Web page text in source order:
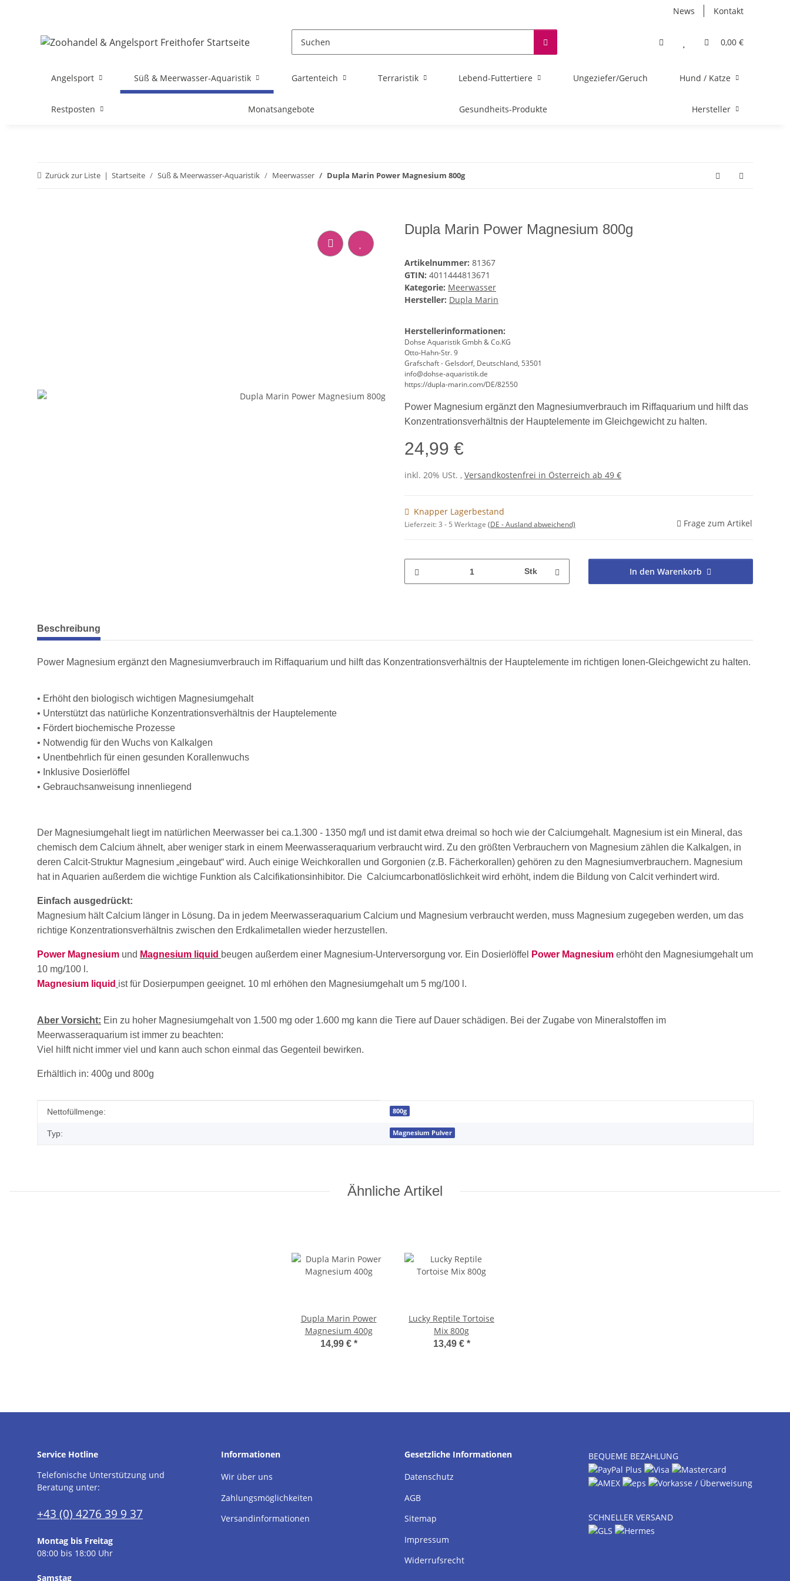
News Kontakt
0,00 €
Angelsport Süß & Meerwasser-Aquaristik Gartenteich Terraristik Lebend-Futtertiere Ungeziefer/Geruch Hund / Katze
Restposten Monatsangebote Gesundheits-Produkte Hersteller
Zurück zur Liste Startseite Süß & Meerwasser-Aquaristik Meerwasser Dupla Marin Power Magnesium 800g
Dupla Marin Power Magnesium 800g
Artikelnummer: 81367
GTIN: 4011444813671
Kategorie: Meerwasser
Hersteller: Dupla Marin
Herstellerinformationen:
Dohse Aquaristik Gmbh & Co.KG
Otto-Hahn-Str. 9
Grafschaft - Gelsdorf, Deutschland, 53501
info@dohse-aquaristik.de
https://dupla-marin.com/DE/82550
Power Magnesium ergänzt den Magnesiumverbrauch im Riffaquarium und hilft das
Konzentrationsverhältnis der Hauptelemente im Gleichgewicht zu halten.
24,99 €
inkl. 20% USt. , Versandkostenfrei in Österreich ab 49 €
Knapper Lagerbestand
Lieferzeit:3 - 5 Werktage (DE - Ausland abweichend) Frage zum Artikel
Stk In den Warenkorb
weitere Registerkarten anzeigen
Beschreibung
Power Magnesium ergänzt den Magnesiumverbrauch im Riffaquarium und hilft das Konzentrationsverhältnis der Hauptelemente im richtigen Ionen-Gleichgewicht zu halten.
• Erhöht den biologisch wichtigen Magnesiumgehalt
• Unterstützt das natürliche Konzentrationsverhältnis der Hauptelemente
• Fördert biochemische Prozesse
• Notwendig für den Wuchs von Kalkalgen
• Unentbehrlich für einen gesunden Korallenwuchs
• Inklusive Dosierlöffel
• Gebrauchsanweisung innenliegend
Der Magnesiumgehalt liegt im natürlichen Meerwasser bei ca.1.300 - 1350 mg/l und ist damit etwa dreimal so hoch wie der Calciumgehalt. Magnesium ist ein Mineral, das
chemisch dem Calcium ähnelt, aber weniger stark in einem Meerwasseraquarium verbraucht wird. Zu den größten Verbrauchern von Magnesium zählen die Kalkalgen, in
deren Calcit-Struktur Magnesium „eingebaut“ wird. Auch einige Weichkorallen und Gorgonien (z.B. Fächerkorallen) gehören zu den Magnesiumverbrauchern. Magnesium
hat in Aquarien außerdem die wichtige Funktion als Calcifikationsinhibitor. Die Calciumcarbonatlöslichkeit wird erhöht, indem die Bildung von Calcit verhindert wird.
Einfach ausgedrückt:
Magnesium hält Calcium länger in Lösung. Da in jedem Meerwasseraquarium Calcium und Magnesium verbraucht werden, muss Magnesium zugegeben werden, um das
richtige Konzentrationsverhältnis zwischen den Erdkalimetallen wieder herzustellen.
Power Magnesium und Magnesium liquid beugen außerdem einer Magnesium-Unterversorgung vor. Ein Dosierlöffel Power Magnesium erhöht den Magnesiumgehalt um
10 mg/100 l.
Magnesium liquid ist für Dosierpumpen geeignet. 10 ml erhöhen den Magnesiumgehalt um 5 mg/100 l.
Aber Vorsicht: Ein zu hoher Magnesiumgehalt von 1.500 mg oder 1.600 mg kann die Tiere auf Dauer schädigen. Bei der Zugabe von Mineralstoffen im
Meerwasseraquarium ist immer zu beachten:
Viel hilft nicht immer viel und kann auch schon einmal das Gegenteil bewirken.
Erhältlich in: 400g und 800g
Produkteigenschaft
Wert
Nettofüllmenge: 800g
Typ: Magnesium Pulver
Ähnliche Artikel
Dupla Marin Power
Magnesium 400g
14,99 € *
Lucky Reptile Tortoise
Mix 800g
13,49 € *
Service Hotline
Telefonische Unterstützung und
Beratung unter:
+43 (0) 4276 39 9 37
Montag bis Freitag
08:00 bis 18:00 Uhr
Samstag
Informationen
Wir über uns
Zahlungsmöglichkeiten
Versandinformationen
Gesetzliche Informationen
Datenschutz
AGB
Sitemap
Impressum
Widerrufsrecht
BEQUEME BEZAHLUNG
SCHNELLER VERSAND